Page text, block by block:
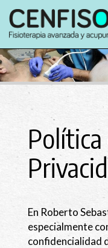
En Roberto
especialmente
confidencialidad